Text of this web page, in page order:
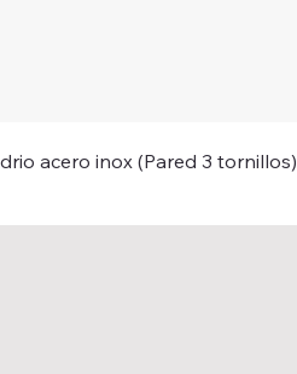
acero inox (Pared 3 tornillos)